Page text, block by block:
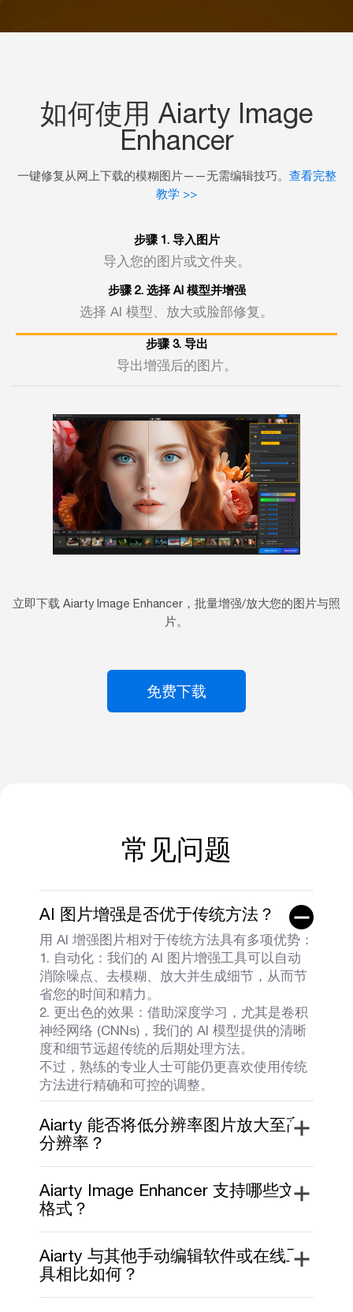
如何使用 Aiarty Image
Enhancer
一键修复从网上下载的模糊图片——无需编辑技巧。 查看完整
教学 >>
步骤 1. 导入图片
导入您的图片或文件夹。
步骤 2. 选择 AI 模型并增强
选择 AI 模型、放大或脸部修复。
步骤 3. 导出
导出增强后的图片。
立即下载 Aiarty Image Enhancer，批量增强/放大您的图片与照
片。
免费下载
常见问题
AI 图片增强是否优于传统方法？
用 AI 增强图片相对于传统方法具有多项优势：
1. 自动化：我们的 AI 图片增强工具可以自动
消除噪点、去模糊、放大并生成细节，从而节
省您的时间和精力。
2. 更出色的效果：借助深度学习，尤其是卷积
神经网络 (CNNs)，我们的 AI 模型提供的清晰
度和细节远超传统的后期处理方法。
不过，熟练的专业人士可能仍更喜欢使用传统
方法进行精确和可控的调整。
Aiarty 能否将低分辨率图片放大至高
分辨率？
Aiarty Image Enhancer 支持哪些文件
格式？
Aiarty 与其他手动编辑软件或在线工
具相比如何？